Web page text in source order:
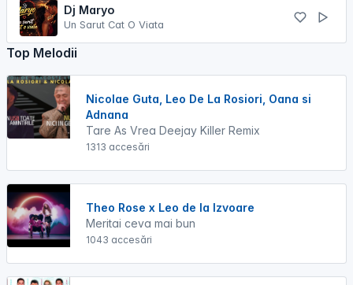
Dj Maryo
Un Sarut Cat O Viata
Top Melodii
Nicolae Guta, Leo De La Rosiori, Oana si
Adnana
Tare As Vrea Deejay Killer Remix
1313 accesări
Theo Rose x Leo de la Izvoare
Meritai ceva mai bun
1043 accesări